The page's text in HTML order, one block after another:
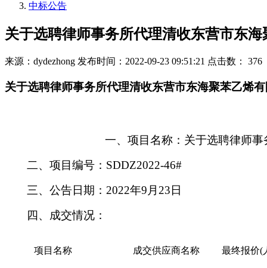
中标公告
关于选聘律师事务所代理清收东营市东
来源：dydezhong 发布时间：2022-09-23 09:51:21 点击数： 376
关于选聘律师事务所代理清收东营市东海聚苯乙烯
一、项目名称：关于选聘律师
二、项目编号： SDDZ2022-46#
三、公告日期： 2022年9月23日
四、成交情况：
项目名称 成交供应商名称 最终报价(